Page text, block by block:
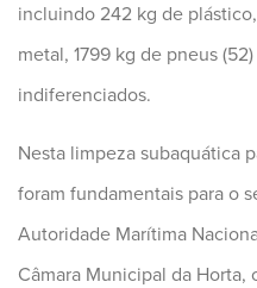
incluindo 242 kg de
metal, 1799 kg de pneus
indiferenciados.
Nesta limpeza subaquática
foram fundamentais para o
Autoridade Marítima
Câmara Municipal da Horta,